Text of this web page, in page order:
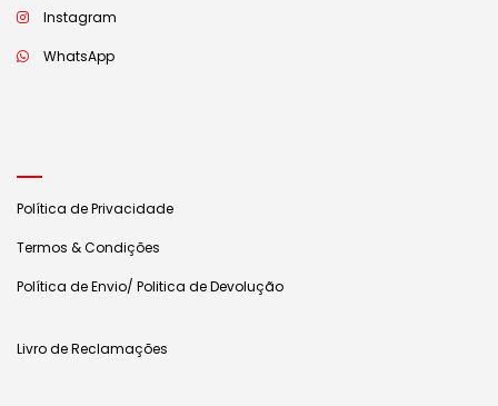
Instagram
WhatsApp
Política de Privacidade
Termos & Condições
Política de Envio/ Politica de Devolução
Livro de Reclamações